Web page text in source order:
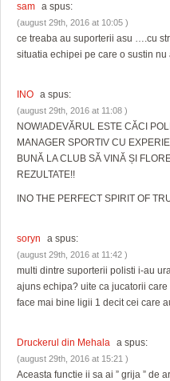
sam a spus:
(august 29th, 2016 at 10:05 )
ce treaba au suporterii asu ….cu
situatia echipei pe care o sustin
INO a spus:
(august 29th, 2016 at 11:08 )
NOW!ADEVĂRUL ESTE CĂCI
MANAGER SPORTIV CU
BUNĂ LA CLUB SĂ VINĂ ȘI
REZULTATE!!
INO THE PERFECT SPIRIT OF
soryn a spus:
(august 29th, 2016 at 11:42 )
multi dintre suporterii polisti i-au
ajuns echipa? uite ca jucatorii
face mai bine ligii 1 decit cei care
Druckerul din Mehala a spus:
(august 29th, 2016 at 15:21 )
Aceasta functie ii sa ai ” grija ” de